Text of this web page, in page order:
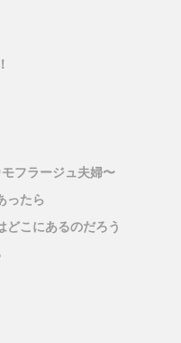
フラージュ夫婦〜
ったら
どこにあるのだろう